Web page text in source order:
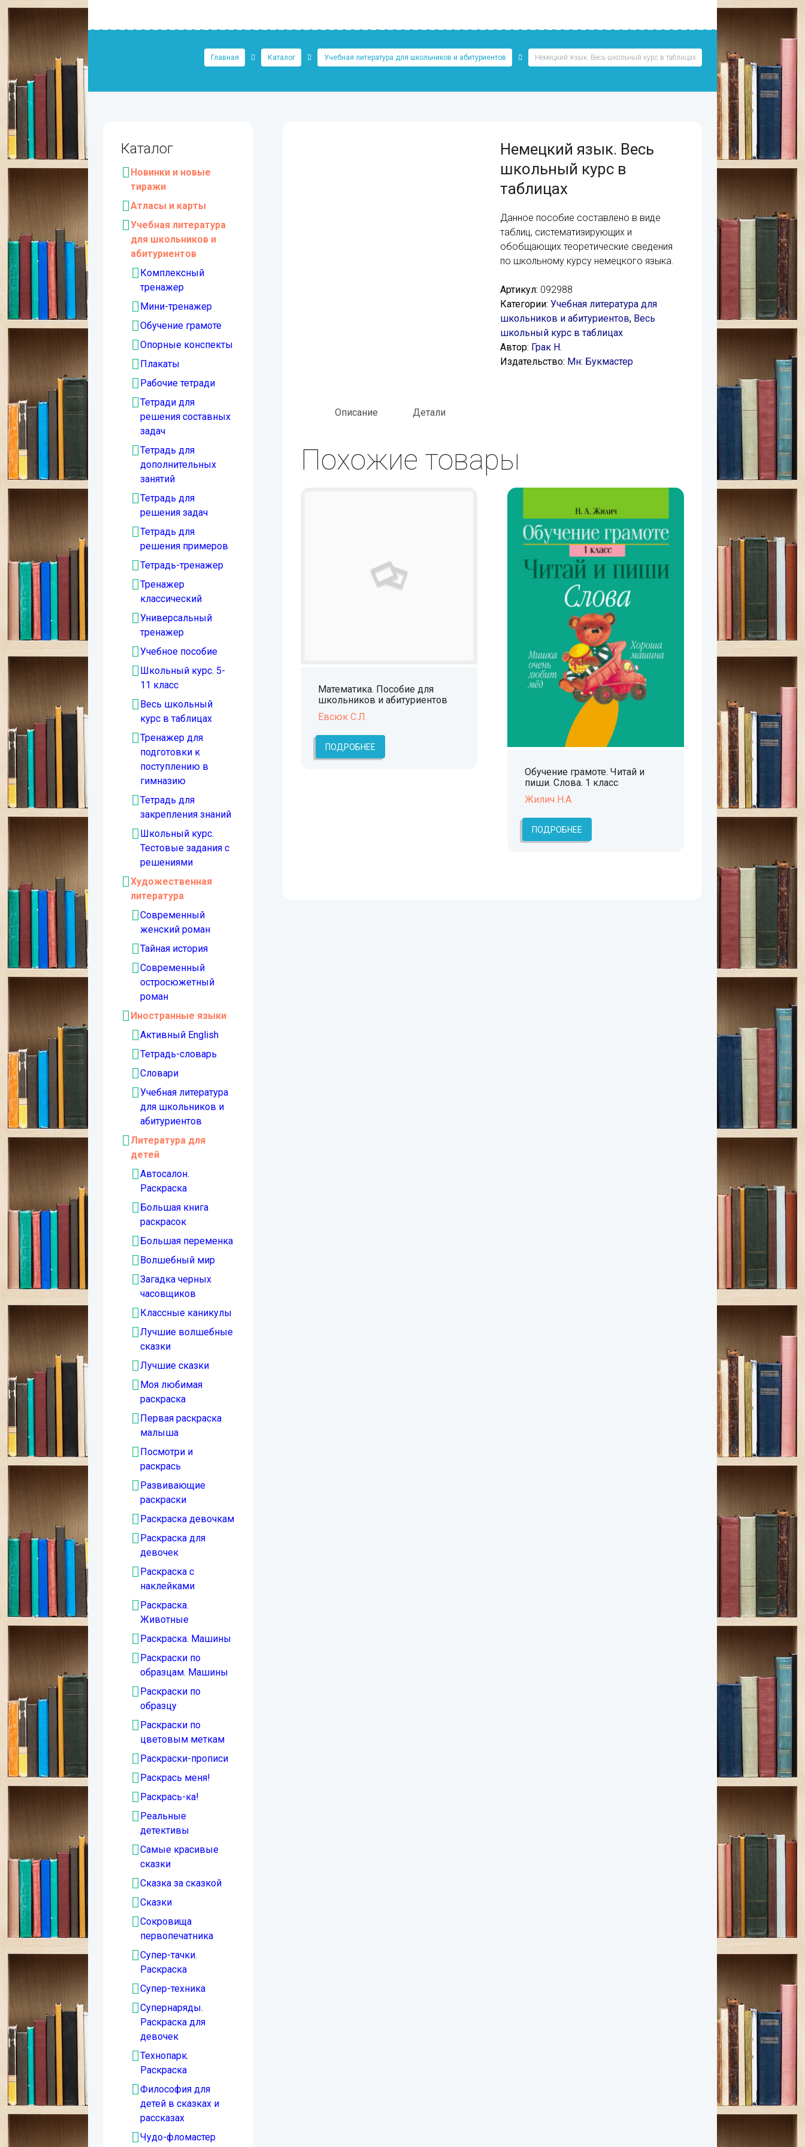
Главная Каталог Учебная литература для школьников и абитуриентов Немецкий язык. Весь школьный курс в таблицах
Немецкий язык. Весь
школьный курс в
таблицах
Данное пособие составлено в виде
таблиц, систематизирующих и
обобщающих теоретические сведения
по школьному курсу немецкого языка.
Артикул: 092988
Категории: Учебная литература для
школьников и абитуриентов, Весь
школьный курс в таблицах
Автор: Грак Н.
Издательство: Мн: Букмастер
Описание Детали
Похожие товары
Математика. Пособие для
школьников и абитуриентов
Евсюк С.Л.
ПОДРОБНЕЕ
Обучение грамоте. Читай и
пиши. Слова. 1 класс
Жилич Н.А.
ПОДРОБНЕЕ
Каталог
Новинки и новые
тиражи
Атласы и карты
Учебная литература
для школьников и
абитуриентов
Комплексный
тренажер
Мини-тренажер
Обучение грамоте
Опорные конспекты
Плакаты
Рабочие тетради
Тетради для
решения составных
задач
Тетрадь для
дополнительных
занятий
Тетрадь для
решения задач
Тетрадь для
решения примеров
Тетрадь-тренажер
Тренажер
классический
Универсальный
тренажер
Учебное пособие
Школьный курс. 5-
11 класс
Весь школьный
курс в таблицах
Тренажер для
подготовки к
поступлению в
гимназию
Тетрадь для
закрепления знаний
Школьный курс.
Тестовые задания с
решениями
Художественная
литература
Современный
женский роман
Тайная история
Современный
остросюжетный
роман
Иностранные языки
Активный English
Тетрадь-словарь
Словари
Учебная литература
для школьников и
абитуриентов
Литература для
детей
Автосалон.
Раскраска
Большая книга
раскрасок
Большая переменка
Волшебный мир
Загадка черных
часовщиков
Классные каникулы
Лучшие волшебные
сказки
Лучшие сказки
Моя любимая
раскраска
Первая раскраска
малыша
Посмотри и
раскрась
Развивающие
раскраски
Раскраска девочкам
Раскраска для
девочек
Раскраска с
наклейками
Раскраска.
Животные
Раскраска. Машины
Раскраски по
образцам. Машины
Раскраски по
образцу
Раскраски по
цветовым меткам
Раскраски-прописи
Раскрась меня!
Раскрась-ка!
Реальные
детективы
Самые красивые
сказки
Сказка за сказкой
Сказки
Сокровища
первопечатника
Супер-тачки.
Раскраска
Супер-техника
Супернаряды.
Раскраска для
девочек
Технопарк.
Раскраска
Философия для
детей в сказках и
рассказах
Чудо-фломастер